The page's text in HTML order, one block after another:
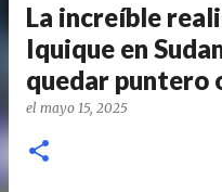
La increíble
Iquique en
quedar puntero
el mayo 15, 2025